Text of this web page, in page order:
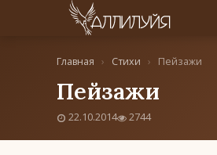
Главная › Стихи › Пейзажи
Пейзажи
22.10.2014 2744